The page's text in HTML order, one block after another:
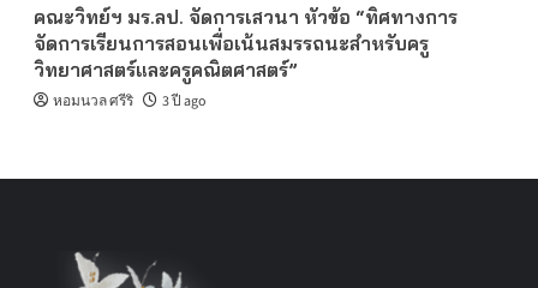
คณะวิทย์ฯ มร.ลป. จัดการเสวนา หัวข้อ “ทิศทางการ
จัดการเรียนการสอนเพื่อเน้นสมรรถนะสำหรับครู
วิทยาศาสตร์และครูคณิตศาสตร์”
หอมนวล ศรีริ 3 ปี ago